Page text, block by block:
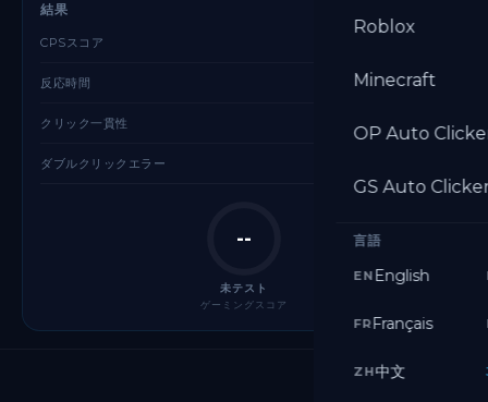
Roblox
Minecraft
OP Auto
GS Auto
言語
EN English
FRFrançais
ZH中文
結果
CPSスコア
反応時間 —
クリック一貫性 —
ダブルクリックエラー
--
未テスト
ゲーミングスコア